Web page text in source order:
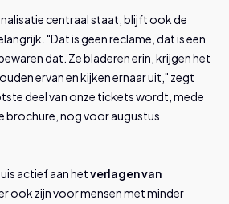
centraal staat, blijft ook de
"Dat is geen reclame, dat is een
dat. Ze bladeren erin, krijgen het
ervan en kijken ernaar uit," zegt
deel van onze tickets wordt, mede
brochure, nog voor augustus
actief aan hetverlagen van
er ook zijn voor mensen met minder